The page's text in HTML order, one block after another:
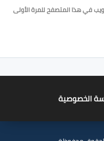
في هذا المتصفح للمرة الأولى
الخصوصية